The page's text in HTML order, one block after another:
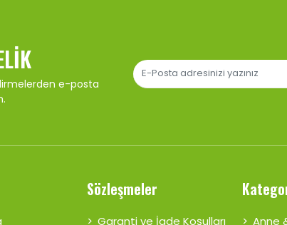
e-posta
Sözleşmeler
Garanti ve İade Koşulları
Anne